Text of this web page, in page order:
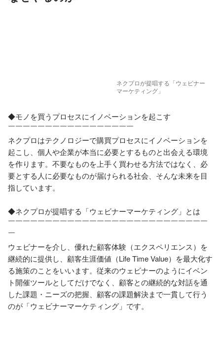
ネクプロが提唱する「ウェビナー
マーケティング」
◆モノを買うプロセスにイノベーションを起こす
￣￣￣￣￣￣￣￣￣￣￣￣￣￣￣￣￣
ネクプロはテクノロジーで購買プロセスにイノベーションを
起こし、個人や企業が本当に必要とするものと出会える環境
を作ります。不要なものを上手く買わせる方法ではなく、必
要とする人に必要なものが届けられる社会、そんな未来を目
指しています。
◆ネクプロが提唱する「ウェビナーマーケティング」とは
￣￣￣￣￣￣￣￣￣￣￣￣￣￣￣￣￣￣￣￣￣￣￣￣￣￣￣
￣
ウェビナーを介し、優れた顧客体験（エクスペリエンス）を
継続的に提供し、顧客生涯価値（Life Time Value）を最大化す
る施策のことをいいます。従来のウェビナーのようにイベン
ト開催ツールとしてだけでなく、顧客との継続的な対話を通
した課題・ニーズの把握、顧客の課題解決まで一貫して行う
のが「ウェビナーマーケティング」です。